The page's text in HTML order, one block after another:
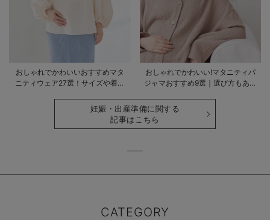
おしゃれでかわいいおすすめマタ
ニティウェア27選！サイズや着る
おしゃれでかわいい!マタニティパ
ジャマおすすめ9選｜選び方もあわ
妊娠・出産準備に関する
記事はこちら
CATEGORY